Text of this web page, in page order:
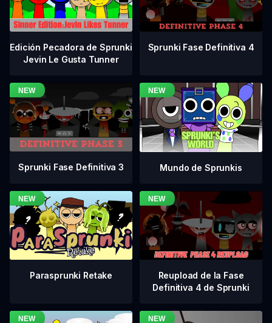
Edición Pecadora de Sprunki
Jevin Le Gusta Tunner
Sprunki Fase Definitiva 4
Sprunki Fase Definitiva 3 Mundo de Sprunkis
Parasprunki Retake
Reupload de la Fase
Definitiva 4 de Sprunki